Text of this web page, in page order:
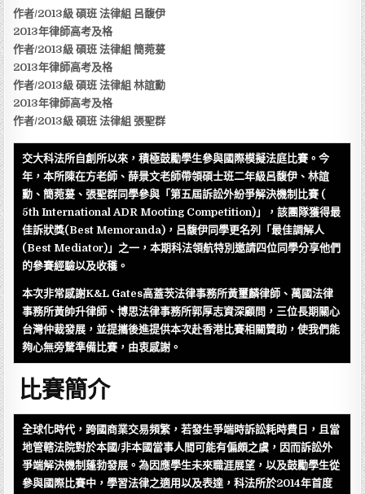
作者/2013級 碩班 法律組 呂馥伊
2013年律師高考及格
作者/2013級 碩班 法律組 簡菀萲
2013年律師高考及格
作者/2013級 碩班 法律組 林誼勳
2013年律師高考及格
作者/2013級 碩班 法律組 張聖群
交大科法所自創所以來，積極鼓勵學生參與國際模擬法庭比賽。今
年，本所陳在方老師、薛景文老師帶領碩士班二年級呂馥伊、林誼
勳、簡菀萲、張聖群同學參與「第五屆訴訟外紛爭解決機制比賽 (
5th International ADR Mooting Competition)」，該團隊獲得最
佳訴狀獎(Best Memoranda)，呂馥伊同學更名列「最佳調解人
(Best Mediator)」之一，本期科法領航特別邀請四位同學分享他們
的參賽經驗以及收穫。
本次非常感謝K&L Gates高蓋茨法律事務所黃璽麟律師、萬國法律
事務所黃帥升律師、博思法律事務所郭厚志資深顧問，三位長期關心
台灣仲裁發展，並提攜後進提供本次赴香港比賽相關贊助，使我們能
夠心無旁騖準備比賽，由衷感謝。
比賽簡介
全球化時代，跨國商業交易頻繁，若發生爭端時訴訟耗時費日，且當
地管轄法院對於本國/非本國當事人間可能有偏頗之虞，因而訴訟外
爭端解決機制蓬勃發展。為因應學生未來職涯展望，以及鼓勵學生從
參與國際比賽中，學習法律之適用以及表達，科法所於2014年首度